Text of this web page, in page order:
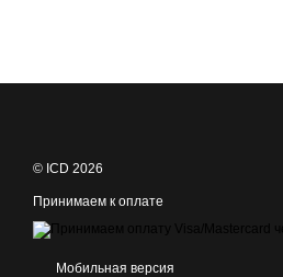
© ICD 2026
Принимаем к оплате
Мобильная версия